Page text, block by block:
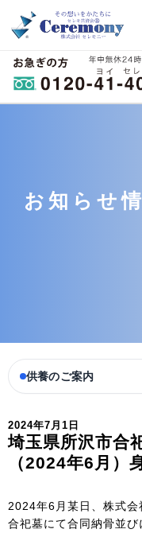
お知らせ
供養のご案内
2024年7月1日
埼玉県所沢市合
（2024年6月）
2024年6月某日、株式
合祀墓にて合同納骨並